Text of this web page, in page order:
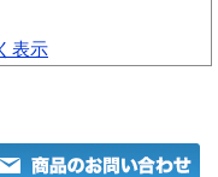
表示